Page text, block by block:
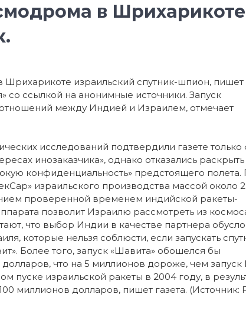
в Шрихарикоте
Шрихарикоте израильский спутник-шпион, пишет
со ссылкой на анонимные источники. Запуск
отношений между Индией и Израилем, отмечает
исследований подтвердили газете только
инозаказчика», однако отказались раскрыть
конфиденциальность» предстоящего полета.
израильского производства массой около
проверенной временем индийской ракеты-
позволит Израилю рассмотреть из
что выбор Индии в качестве партнера
которые нельзя соблюсти, если запускать
Более того, запуск «Шавита» обошелся бы
что на 5 миллионов дороже, чем запуск
пуске израильской ракеты в 2004 году, в
миллионов долларов, пишет газета. (Источник: